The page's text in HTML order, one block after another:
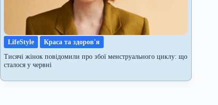
LifeStyle
Краса та здоров'я
Тисячі жінок повідомили про збої менструального циклу: що
сталося у червні